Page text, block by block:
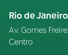
Rio de
Av. Gomes
Centro